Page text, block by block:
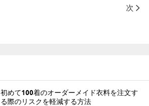
次
初めて100着のオーダーメイド衣料を注文す
る際のリスクを軽減する方法